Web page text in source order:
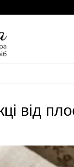
від